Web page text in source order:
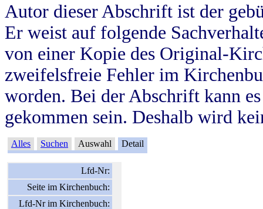
Autor dieser Abschrift ist der
Er weist auf folgende
von einer Kopie des Original-
zweifelsfreie Fehler im
worden. Bei der Abschrift kann
gekommen sein. Deshalb wird
Alles Suchen Auswahl Detail
Lfd-Nr:
Seite im Kirchenbuch:
Lfd-Nr im Kirchenbuch: